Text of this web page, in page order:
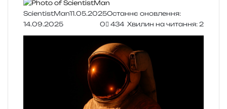
ScientistMan11.05.2025Останнє оновлення:
14.09.2025
0 434 Хвилин на читання: 2